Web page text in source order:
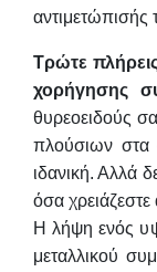
αντιμετώπισής
Τρώτε
χορήγησης
θυρεοειδούς
πλούσιων στα
ιδανική. Αλλά
όσα
Η λήψη ενός
μεταλλικού